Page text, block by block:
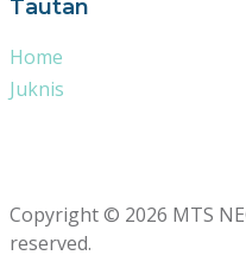
Tautan
Home
Juknis
Copyright © 2026 MTS
reserved.